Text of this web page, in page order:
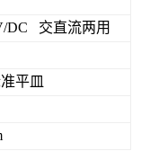
DC 交直流两用
平皿